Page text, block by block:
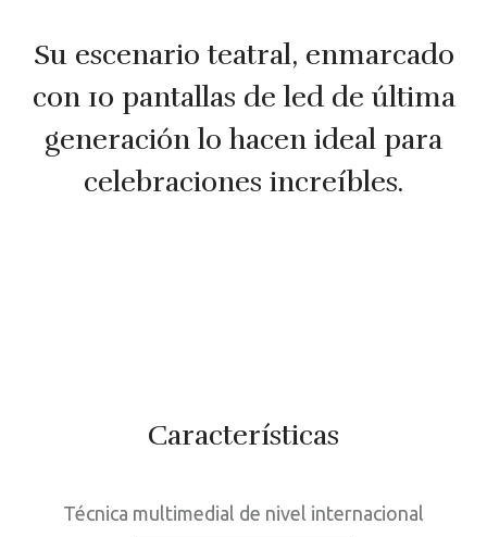
Su escenario teatral, enmarcado
con 10 pantallas de led de última
generación lo hacen ideal para
celebraciones increíbles.
Características
Técnica multimedial de nivel internacional